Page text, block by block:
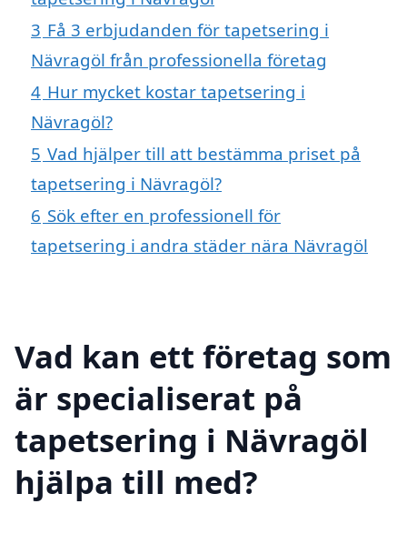
3 Få 3 erbjudanden för tapetsering i
Nävragöl från professionella företag
4 Hur mycket kostar tapetsering i
Nävragöl?
5 Vad hjälper till att bestämma priset på
tapetsering i Nävragöl?
6 Sök efter en professionell för
tapetsering i andra städer nära Nävragöl
Vad kan ett företag som
är specialiserat på
tapetsering i Nävragöl
hjälpa till med?